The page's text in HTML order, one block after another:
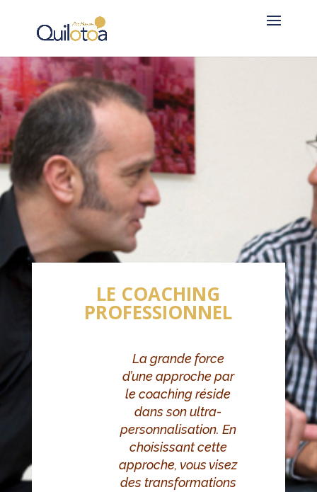
LE COACHING
PROFESSIONNEL
La grande force
d’une approche par
le coaching réside
dans son ultra-
personnalisation. En
choisissant cette
approche, vous visez
des transformations